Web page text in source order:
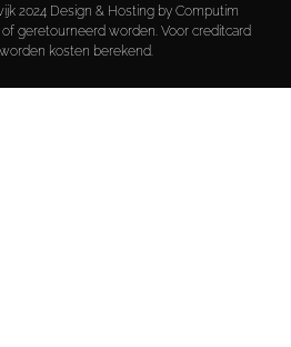
2024 Design & Hosting by Computim
geretourneerd worden. Voor creditcard
kosten berekend.